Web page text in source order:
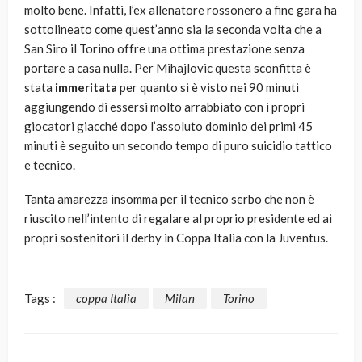
molto bene. Infatti, l’ex allenatore rossonero a fine gara ha
sottolineato come quest’anno sia la seconda volta che a
San Siro il Torino offre una ottima prestazione senza
portare a casa nulla. Per Mihajlovic questa sconfitta è
stata immeritata per quanto si è visto nei 90 minuti
aggiungendo di essersi molto arrabbiato con i propri
giocatori giacché dopo l’assoluto dominio dei primi 45
minuti è seguito un secondo tempo di puro suicidio tattico
e tecnico.
Tanta amarezza insomma per il tecnico serbo che non è
riuscito nell’intento di regalare al proprio presidente ed ai
propri sostenitori il derby in Coppa Italia con la Juventus.
Tags : coppa Italia Milan Torino